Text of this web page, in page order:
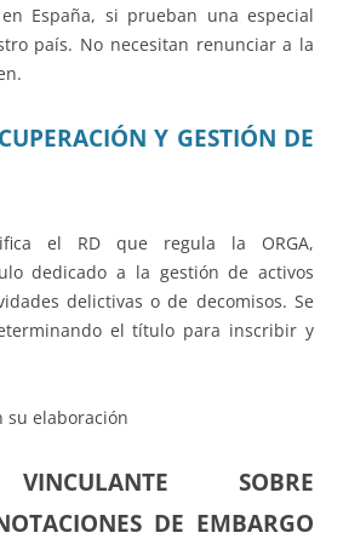
España, si prueban una especial
país. No necesitan renunciar a la
Y GESTIÓN DE
el RD que regula la ORGA,
dedicado a la gestión de activos
delictivas o de decomisos. Se
el título para inscribir y
su elaboración
SOBRE
DE EMBARGO